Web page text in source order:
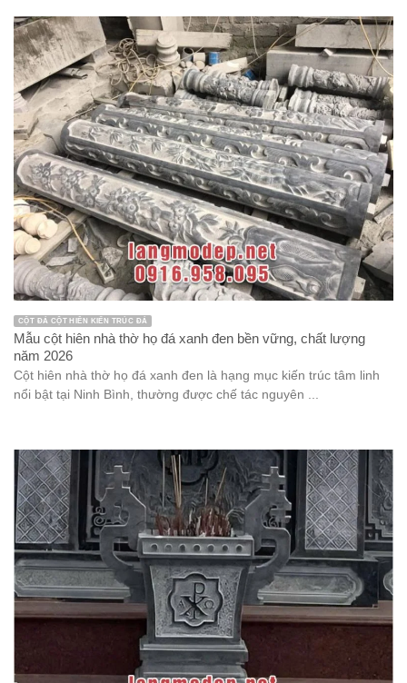
CỘT ĐÁ CỘT HIÊN KIẾN TRÚC ĐÁ
Mẫu cột hiên nhà thờ họ đá xanh đen bền vững, chất lượng
năm 2026
Cột hiên nhà thờ họ đá xanh đen là hạng mục kiến trúc tâm linh
nổi bật tại Ninh Bình, thường được chế tác nguyên ...